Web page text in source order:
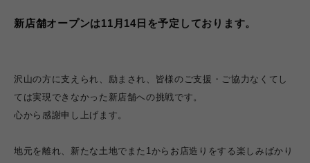
新店舗オープンは11月14日を予定しております。
沢山の方に支えられ、励まされ、皆様のご支援・ご協力なくてし
ては実現できなかった新店舗への挑戦です。
心から感謝申し上げます。
地元を離れ、新たな土地でまた1からお店造りをする楽しみばかり